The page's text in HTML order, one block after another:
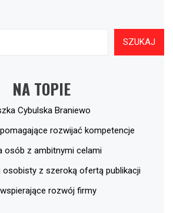
SZUKAJ
NA TOPIE
Cybulska Braniewo
rozwijać kompetencje
osób z ambitnymi celami
z szeroką ofertą publikacji
rozwój firmy